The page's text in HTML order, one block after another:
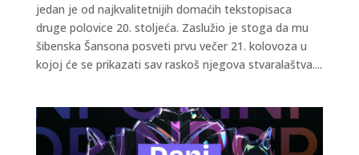
jedan je od najkvalitetnijih domaćih tekstopisaca
druge polovice 20. stoljeća. Zaslužio je stoga da mu
šibenska Šansona posveti prvu večer 21. kolovoza u
kojoj će se prikazati sav raskoš njegova stvaralaštva....